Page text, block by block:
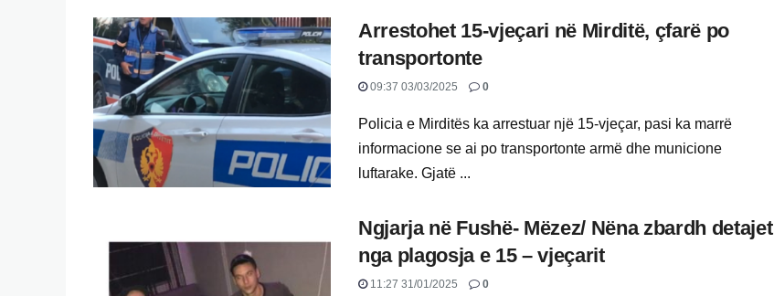
Arrestohet 15-vjeçari në Mirditë, çfarë po
transportonte
09:37 03/03/2025 0
Policia e Mirditës ka arrestuar një 15-vjeçar, pasi ka marrë
informacione se ai po transportonte armë dhe municione
luftarake. Gjatë ...
Ngjarja në Fushë- Mëzez/ Nëna zbardh detajet
nga plagosja e 15 – vjeçarit
11:27 31/01/2025 0